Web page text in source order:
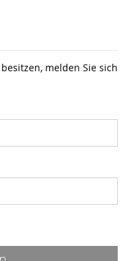
melden Sie sich